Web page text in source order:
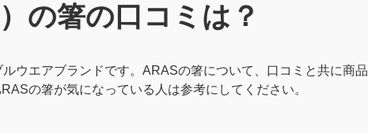
の箸の口コミは？
ウエアブランドです。ARASの箸について、口コミと共に商品
の箸が気になっている人は参考にしてください。